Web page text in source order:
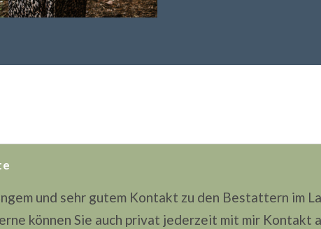
und sehr gutem Kontakt zu den Bestattern im
können Sie auch privat jederzeit mit mir Kontakt